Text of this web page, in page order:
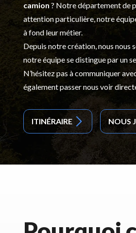
camion ? Notre département de
attention particulière, notre
à fond leur métier.
Depuis notre création, nous nous
notre équipe se distingue par un
N’hésitez pas à communiquer
également passer nous voir
ITINÉRAIRE NOUS